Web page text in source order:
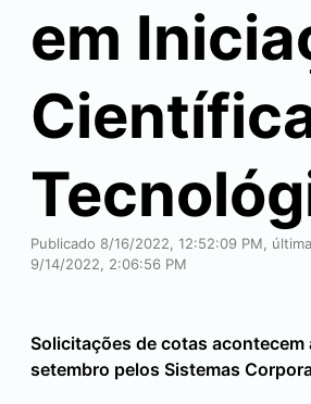
em
Publicado 8/16/2022, 12:52:09 PM,
9/14/2022, 2:06:56 PM
Solicitações de cotas acontecem
setembro pelos Sistemas